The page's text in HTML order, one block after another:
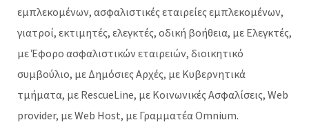
εμπλεκομένων, ασφαλιστικές εταιρείες εμπλεκομένων,
γιατροί, εκτιμητές, ελεγκτές, οδική βοήθεια, με Ελεγκτές,
με Έφορο ασφαλιστικών εταιρειών, διοικητικό
συμβούλιο, με Δημόσιες Αρχές, με Κυβερνητικά
τμήματα, με RescueLine, με Κοινωνικές Ασφαλίσεις, Web
provider, με Web Host, με Γραμματέα Omnium.